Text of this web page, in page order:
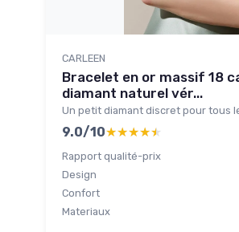
CARLEEN
Bracelet en or massif 18
diamant naturel vér...
Un petit diamant discret pour tous
9.0/10★★★★★
★★★★★
Rapport qualité-prix
Design
Confort
Materiaux